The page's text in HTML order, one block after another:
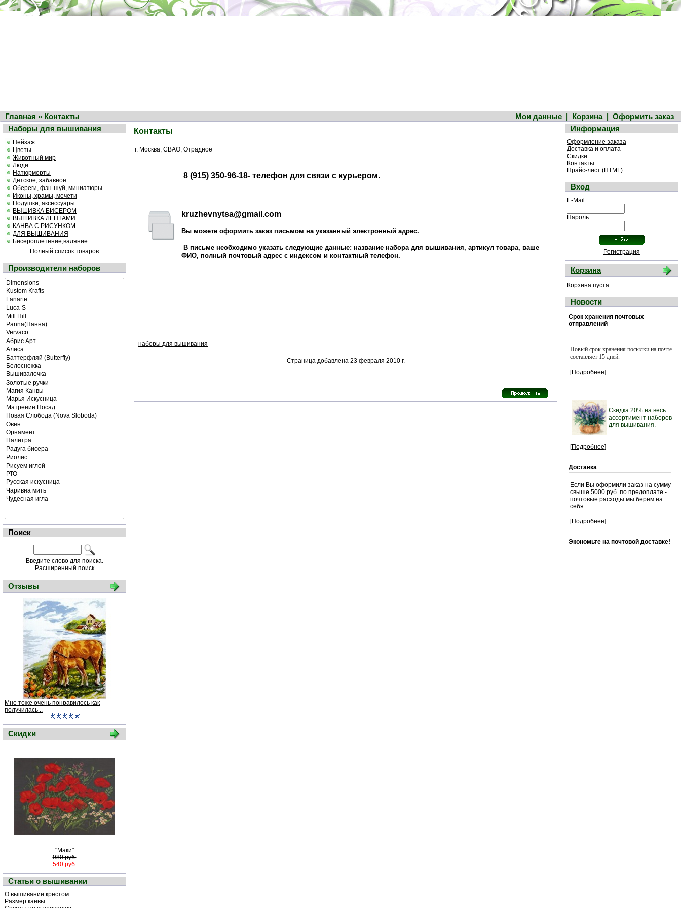
Главная » Контакты Мои данные | Корзина| Оформить заказ
Наборы для вышивания
Пейзаж
Цветы
Животный мир
Люди
Натюрморты
Детское, забавное
Обереги, фэн-шуй, миниатюры
Иконы, храмы, мечети
Подушки, аксессуары
ВЫШИВКА БИСЕРОМ
ВЫШИВКА ЛЕНТАМИ
КАНВА С РИСУНКОМ
ДЛЯ ВЫШИВАНИЯ
Бисероплетение,валяние
Полный список товаров
Производители наборов
Поиск
Введите слово для поиска.
Расширенный поиск
Отзывы
Мне тоже очень понравилось как
получилась ..
Скидки
"Маки"
980 руб.
540 руб.
Статьи о вышивании
О вышивании крестом
Размер канвы
Контакты
г. Москва, СВАО, Отрадное
8 (915) 350-96-18- телефон для связи с курьером.
kruzhevnytsa@gmail.com
Вы можете оформить заказ письмом на указанный электронный адрес.
В письме необходимо указать следующие данные: название набора для вышивания, артикул товара, ваше
ФИО, полный почтовый адрес с индексом и контактный телефон.
- наборы для вышивания
Страница добавлена 23 февраля 2010 г.
Информация
Оформление заказа
Доставка и оплата
Скидки
Контакты
Прайс-лист (HTML)
Вход
E-Mail:
Пароль:
Регистрация
Корзина
Корзина пуста
Новости
Срок хранения почтовых
отправлений
Новый срок хранения посылки на почте
составляет 15 дней.
[Подробнее]
Скидка 20% на весь
ассортимент наборов
для вышивания.
[Подробнее]
Доставка
Если Вы оформили заказ на сумму
свыше 5000 руб. по предоплате -
почтовые расходы мы берем на
себя.
[Подробнее]
Экономьте на почтовой доставке!